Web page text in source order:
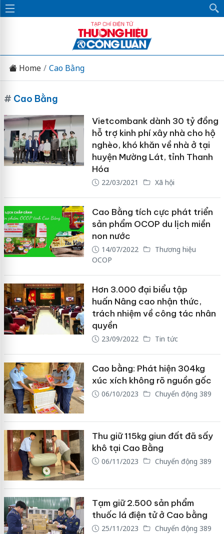
Home Cao Bằng
# Cao Bằng
Vietcombank dành 30 tỷ đồng
hỗ trợ kinh phí xây nhà cho hộ
nghèo, khó khăn về nhà ở tại
huyện Mường Lát, tỉnh Thanh
Hóa
22/03/2021 Xã hội
Cao Bằng tích cực phát triển
sản phẩm OCOP du lịch miền
non nước
14/07/2022
Thương hiệu
OCOP
Hơn 3.000 đại biểu tập
huấn Nâng cao nhận thức,
trách nhiệm về công tác nhân
quyền
23/09/2022 Tin tức
Cao bằng: Phát hiện 304kg
xúc xích không rõ nguồn gốc
06/10/2023 Chuyển động 389
Thu giữ 115kg giun đất đã sấy
khô tại Cao Bằng
06/11/2023 Chuyển động 389
Tạm giữ 2.500 sản phẩm
thuốc lá điện tử ở Cao bằng
25/11/2023 Chuyển động 389